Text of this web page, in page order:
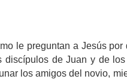
le preguntan a Jesús
de Juan y de los
los amigos del novio,